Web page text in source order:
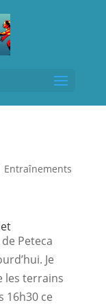
Entraînements
Peteca
Je
les terrains
16h30 ce